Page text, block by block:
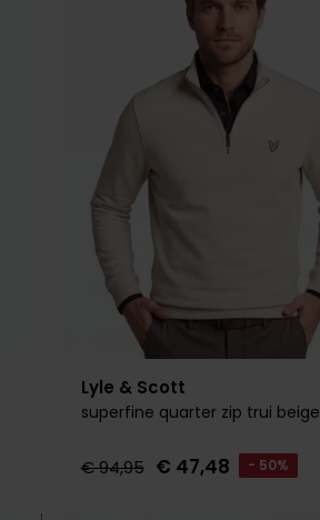
Lyle & Scott
superfine quarter zip trui beige
€ 94,95 € 47,48 - 50%